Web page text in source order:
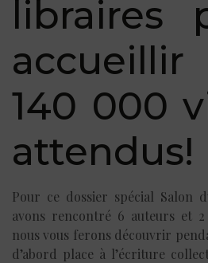
libraires
140 000
attendus!
Pour ce dossier spécial Salon
avons rencontré 6 auteurs et 2
nous vous ferons découvrir
d’abord place à l’écriture